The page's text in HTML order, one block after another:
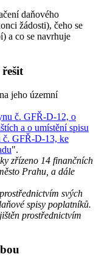
daňového
žádosti), čeho se
a co se navrhuje
jeho územní
č. GFŘ-D-12, o
a o umístění spisu
č. GFŘ-D-13, ke
".
zřízeno 14 finančních
Prahu, a dále
svých
spisy poplatníků.
prostřednictvím